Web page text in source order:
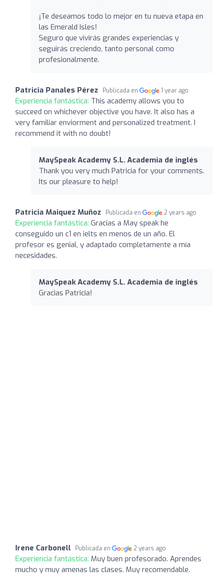
¡Te deseamos todo lo mejor en tu nueva etapa en
las Emerald Isles!
Seguro que vivirás grandes experiencias y
seguirás creciendo, tanto personal como
profesionalmente.
Patricia Panales Pérez Publicada en 1 year ago
Experiencia fantástica: This academy allows you to
succeed on whichever objective you have. It also has a
very familiar enviorment and personalized treatment. I
recommend it with no doubt!
MaySpeak Academy S.L. Academia de inglés
Thank you very much Patricia for your comments.
Its our pleasure to help!
Patricia Maiquez Muñoz Publicada en 2 years ago
Experiencia fantástica: Gracias a May speak he
conseguido un c1 en ielts en menos de un año. El
profesor es genial, y adaptado completamente a mía
necesidades.
MaySpeak Academy S.L. Academia de inglés
Gracias Patricia!
Irene Carbonell Publicada en 2 years ago
Experiencia fantástica: Muy buen profesorado. Aprendes
mucho y muy amenas las clases. Muy recomendable.